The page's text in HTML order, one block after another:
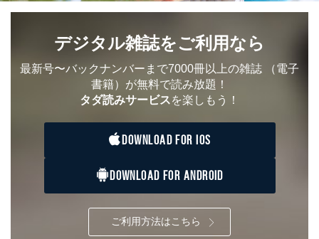
デジタル雑誌をご利用なら
最新号〜バックナンバーまで7000冊以上の雑誌 （電子
書籍）が無料で読み放題！
タダ読みサービスを楽しもう！
DOWNLOAD FOR IOS
DOWNLOAD FOR ANDROID
ご利用方法はこちら